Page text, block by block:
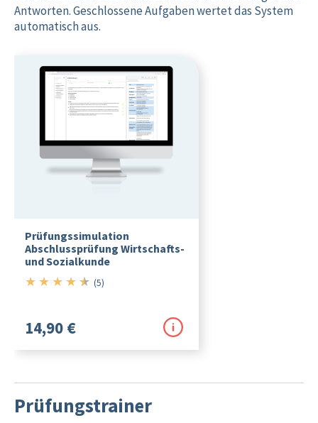
Antworten. Geschlossene Aufgaben wertet das System
automatisch aus.
Prüfungssimulation
Abschlussprüfung Wirtschafts-
und Sozialkunde
★ ★ ★ ★ ★ 4.5/5
(5)
14,90 €
Prüfungstrainer